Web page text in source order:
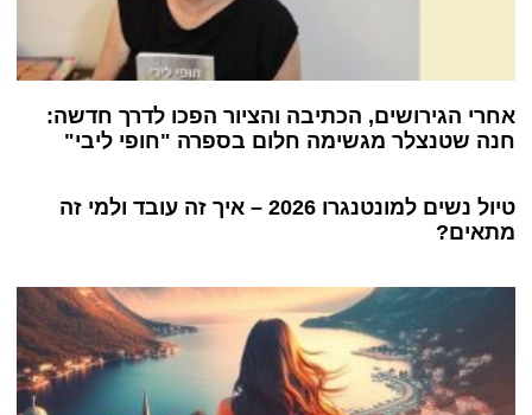
אחרי הגירושים, הכתיבה והציור הפכו לדרך חדשה:
חנה שטנצלר מגשימה חלום בספרה "חופי ליבי"
טיול נשים למונטנגרו 2026 – איך זה עובד ולמי זה
מתאים?